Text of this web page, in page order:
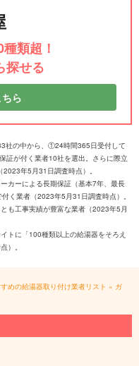
類超！
探せる
ら
社の中から、①24時間365日受付して
が付く業者10社を選出。さらに際立
年5月31日調査時点）。
カーによる長期保証（基本7年、最長
く業者（2023年5月31日調査時点）。
も工事実績が豊富な業者（2023年5月
トに「100種類以上の給湯器をそろえ
）。
めの給湯器取り付け業者リスト » ガ